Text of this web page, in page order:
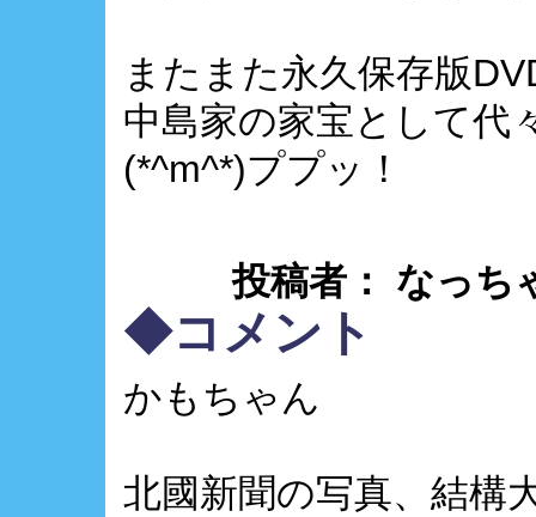
またまた永久保存版
中島家の家宝として代
(*^m^*)ププッ！
投稿者： なっち
◆コメント
かもちゃん
北國新聞の写真、結構